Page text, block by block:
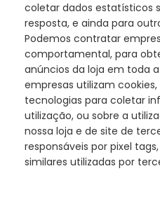
coletar dados estatísticos
resposta, e ainda para
Podemos contratar
comportamental, para
anúncios da loja em toda
empresas utilizam
tecnologias para coletar
utilização, ou sobre a
nossa loja e de site de
responsáveis por pixel
similares utilizadas por